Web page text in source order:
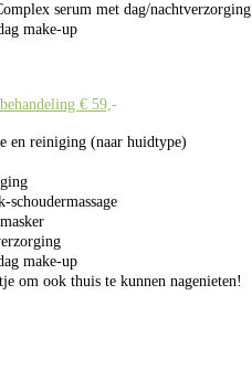
serum met dag/nachtverzorging
make-up
€ 59,-
en reiniging (naar huidtype)
schoudermassage
make-up
om ook thuis te kunnen nagenieten!